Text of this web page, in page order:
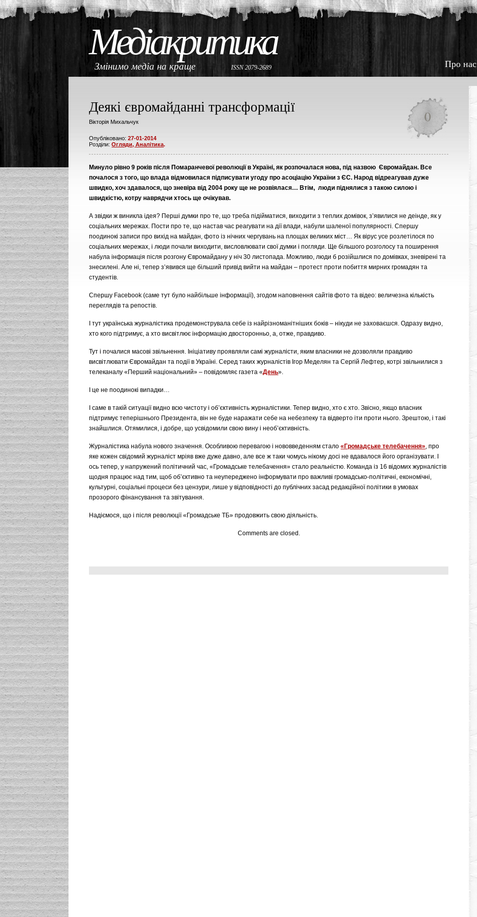
Медіакритика
Змінимо медіа на краще ISSN 2079-2689 Про нас
Деякі євромайданні трансформації
Вікторія Михальчук
Опубліковано:27-01-2014
Розділи:Огляди, Аналітика.
0
Минуло рівно 9 років після Помаранчевої революції в Україні, як розпочалася нова, під назвою Євромайдан. Все
почалося з того, що влада відмовилася підписувати угоду про асоціацію України з ЄС. Народ відреагував дуже
швидко, хоч здавалося, що зневіра від 2004 року ще не розвіялася… Втім, люди піднялися з такою силою і
швидкістю, котру наврядчи хтось ще очікував.
А звідки ж виникла ідея? Перші думки про те, що треба підійматися, виходити з теплих домівок, з’явилися не деінде, як у
соціальних мережах. Пости про те, що настав час реагувати на дії влади, набули шаленої популярності. Спершу
поодинокі записи про вихід на майдан, фото із нічних чергувань на площах великих міст… Як вірус усе розлетілося по
соціальних мережах, і люди почали виходити, висловлювати свої думки і погляди. Ще більшого розголосу та поширення
набула інформація після розгону Євромайдану у ніч 30 листопада. Можливо, люди б розійшлися по домівках, зневірені та
знесилені. Але ні, тепер з’явився ще більший привід вийти на майдан – протест проти побиття мирних громадян та
студентів.
Спершу Facebook (саме тут було найбільше інформації), згодом наповнення сайтів фото та відео: величезна кількість
переглядів та репостів.
І тут українська журналістика продемонструвала себе із найрізноманітніших боків – нікуди не заховаєшся. Одразу видно,
хто кого підтримує, а хто висвітлює інформацію двосторонньо, а, отже, правдиво.
Тут і почалися масові звільнення. Ініціативу проявляли самі журналісти, яким власники не дозволяли правдиво
висвітлювати Євромайдан та події в Україні. Серед таких журналістів Ігор Меделян та Сергій Лефтер, котрі звільнилися з
телеканалу «Перший національний» – повідомляє газета «День».
І це не поодинокі випадки…
І саме в такій ситуації видно всю чистоту і об’єктивність журналістики. Тепер видно, хто є хто. Звісно, якщо власник
підтримує теперішнього Президента, він не буде наражати себе на небезпеку та відверто іти проти нього. Зрештою, і такі
знайшлися. Отямилися, і добре, що усвідомили свою вину і необ’єктивність.
Журналістика набула нового значення. Особливою перевагою і нововведенням стало«Громадське телебачення», про
яке кожен свідомий журналіст мріяв вже дуже давно, але все ж таки чомусь нікому досі не вдавалося його організувати. І
ось тепер, у напружений політичний час, «Громадське телебачення» стало реальністю. Команда із 16 відомих журналістів
щодня працює над тим, щоб об’єктивно та неупереджено інформувати про важливі громадсько-політичні, економічні,
культурні, соціальні процеси без цензури, лише у відповідності до публічних засад редакційної політики в умовах
прозорого фінансування та звітування.
Надіємося, що і після революції «Громадське ТБ» продовжить свою діяльність.
Comments are closed.